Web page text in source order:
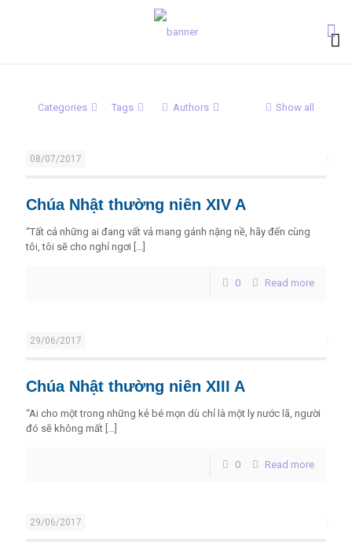
Categories Tags Authors Show all
08/07/2017
Chúa Nhật thường niên XIV A
“Tất cả những ai đang vất vả mang gánh nặng nề, hãy đến cùng
tôi, tôi sẽ cho nghỉ ngơi […]
0 Read more
29/06/2017
Chúa Nhật thường niên XIII A
“Ai cho một trong những kẻ bé mọn dù chỉ là một ly nước lã, người
đó sẽ không mất […]
0 Read more
29/06/2017